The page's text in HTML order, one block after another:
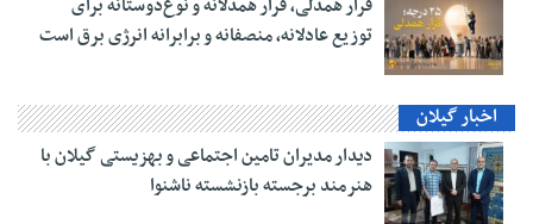
توزیع عادلانه، منصفانه و برابرانه انرژی برق است
اخبار گیلان
دیدار مدیران تامین اجتماعی و بهزیستی گیلان با
هنرمند برجسته بازنشسته ناشنوا